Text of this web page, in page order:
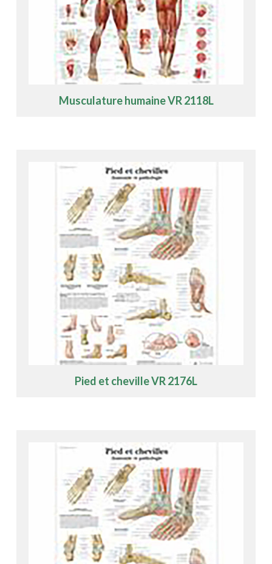
Musculature humaine VR 2118L
Pied et cheville VR 2176L